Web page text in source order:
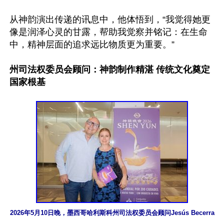
从神韵演出传递的讯息中，他体悟到，“我觉得她更
像是润泽心灵的甘露，帮助我觉察并铭记：在生命
中，精神层面的追求远比物质更为重要。”
州司法权委员会顾问：神韵制作精湛 传统文化奠定
国家根基
2026年5月10日晚，墨西哥哈利斯科州司法权委员会顾问Jesús Becerra